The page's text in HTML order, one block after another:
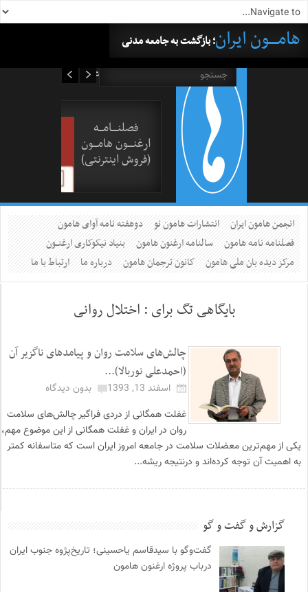
هامــــون ایران؛ بازگشت به جامعه مدنی
فصلنــــامـــه
ارغنــــون هامـــون
(فروش اینترنتی)
انجمن هامون ایران انتشارات هامون نو
دوهفته نامه آوای هامون
فصلنامه نامه هامون
سالنامه ارغنون هامون
بنیاد نیکوکاری ارغنــون
مرکز دیده بان ملی هامون
کانون ترجمان هامون درباره ما ارتباط با ما
بایگاهی تگ برای : اختلال روانی
چالش‌های سلامت روان و پیامدهای ناگزیر آن
(احمدعلی نوربالا)...
اسفند 13, 1393
بدون دیدگاه
غفلت همگانی از دردی فراگیر چالش‌های سلامت
روان در ایران و غفلت همگانی از این موضوع مهم،
یکی از مهم‌ترین معضلات سلامت در جامعه امروز ایران است که متاسفانه کمتر
به اهمیت آن توجه کرده‌اند و درنتیجه ریشه...
گزارش و گفت و گو
گفت‌وگو با سیدقاسم یاحسینی؛ تاریخ‌پژوه جنوب ایران
درباب پروژه ارغنون هامون